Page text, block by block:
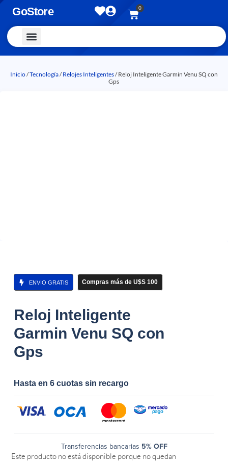
GoStore 0
Inicio/Tecnología/Relojes Inteligentes/ Reloj Inteligente Garmin Venu SQ con
Gps
ENVIO GRATIS Compras más de U$S 100
Reloj Inteligente
Garmin Venu SQ con
Gps
Hasta en 6 cuotas sin recargo
Transferencias bancarias 5% OFF
Este producto no está disponible porque no quedan